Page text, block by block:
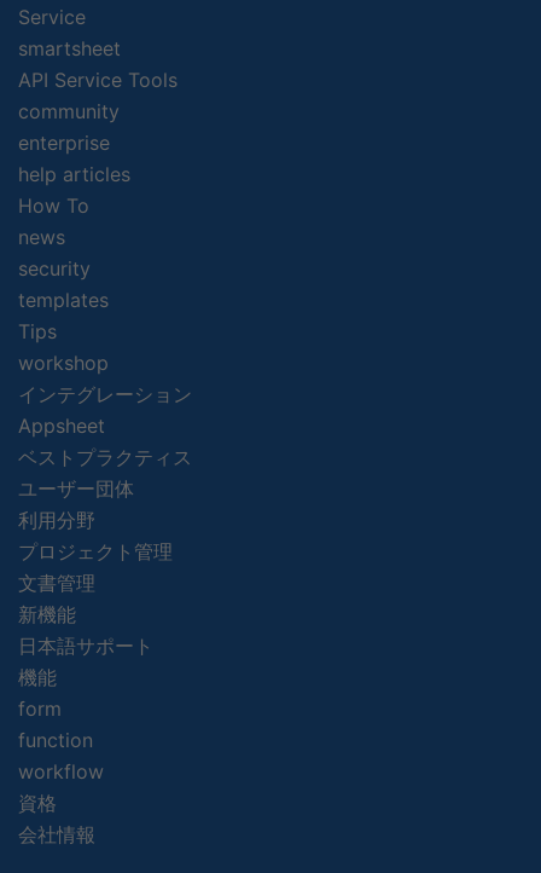
Service
smartsheet
API Service Tools
community
enterprise
help articles
How To
news
security
templates
Tips
workshop
インテグレーション
Appsheet
ベストプラクティス
ユーザー団体
利用分野
プロジェクト管理
文書管理
新機能
日本語サポート
機能
form
function
workflow
資格
会社情報